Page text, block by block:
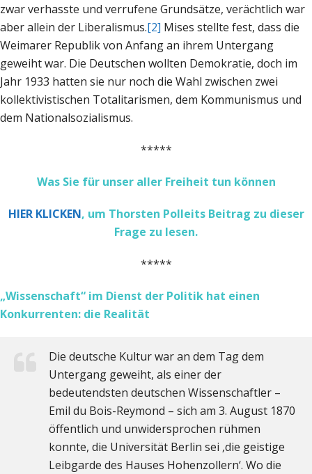
zwar verhasste und verrufene Grundsätze, verächtlich war
aber allein der Liberalismus.[2] Mises stellte fest, dass die
Weimarer Republik von Anfang an ihrem Untergang
geweiht war. Die Deutschen wollten Demokratie, doch im
Jahr 1933 hatten sie nur noch die Wahl zwischen zwei
kollektivistischen Totalitarismen, dem Kommunismus und
dem Nationalsozialismus.
*****
Was Sie für unser aller Freiheit tun können
HIER KLICKEN, um Thorsten Polleits Beitrag zu dieser
Frage zu lesen.
*****
„Wissenschaft“ im Dienst der Politik hat einen
Konkurrenten: die Realität
Die deutsche Kultur war an dem Tag dem
Untergang geweiht, als einer der
bedeutendsten deutschen Wissenschaftler –
Emil du Bois-Reymond – sich am 3. August 1870
öffentlich und unwidersprochen rühmen
konnte, die Universität Berlin sei ‚die geistige
Leibgarde des Hauses Hohenzollern‘. Wo die